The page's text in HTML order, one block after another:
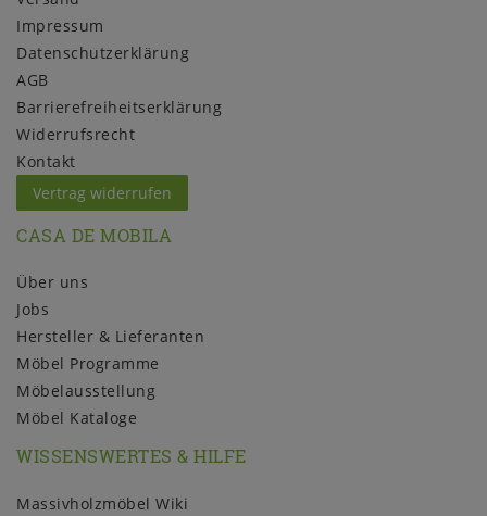
Impressum
Daten­schutz­erklärung
AGB
Barrierefreiheitserklärung
Widerrufs­recht
Kontakt
Vertrag widerrufen
CASA DE MOBILA
Über uns
Jobs
Hersteller & Lieferanten
Möbel Programme
Möbelausstellung
Möbel Kataloge
WISSENSWERTES & HILFE
Massivholzmöbel Wiki